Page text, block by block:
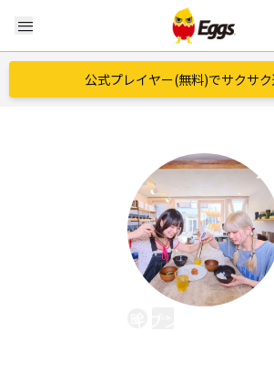
menu
公式プレイヤー(無料)でサクサ